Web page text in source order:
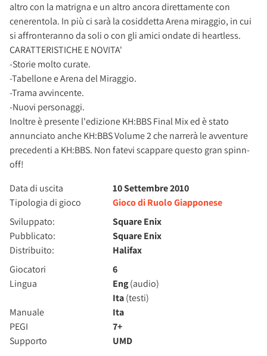
altro con la matrigna e un altro ancora direttamente con
cenerentola. In più ci sarà la cosiddetta Arena miraggio, in cui
si affronteranno da soli o con gli amici ondate di heartless.
CARATTERISTICHE E NOVITA'
-Storie molto curate.
-Tabellone e Arena del Miraggio.
-Trama avvincente.
-Nuovi personaggi.
Inoltre è presente l'edizione KH:BBS Final Mix ed è stato
annunciato anche KH:BBS Volume 2 che narrerà le avventure
precedenti a KH:BBS. Non fatevi scappare questo gran spinn-
off!
Data di uscita
10 Settembre 2010
Tipologia di gioco
Gioco di Ruolo Giapponese
Sviluppato:
Square Enix
Pubblicato:
Square Enix
Distribuito:
Halifax
Giocatori
6
Lingua
Eng(audio)
Ita(testi)
Manuale
Ita
PEGI
7+
Supporto
UMD